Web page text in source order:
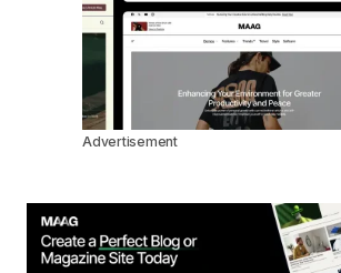
Advertisement